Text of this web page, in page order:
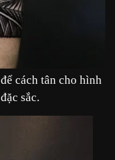
cách tân cho hình
sắc.